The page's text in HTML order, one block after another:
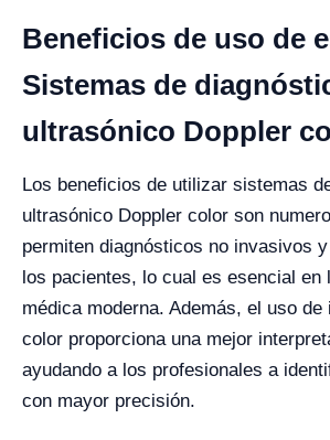
Beneficios de uso de
Sistemas de
ultrasónico Doppler
Los beneficios de utilizar sistemas
ultrasónico Doppler color son
permiten diagnósticos no invasivos
los pacientes, lo cual es esencial en
médica moderna. Además, el uso de
color proporciona una mejor
ayudando a los profesionales a
con mayor precisión.